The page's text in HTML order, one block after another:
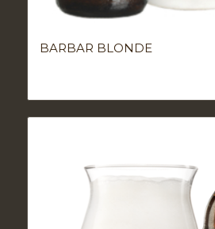
BARBAR BLONDE